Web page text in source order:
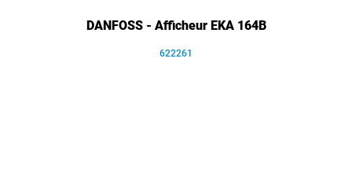
DANFOSS - Afficheur EKA 164B
622261